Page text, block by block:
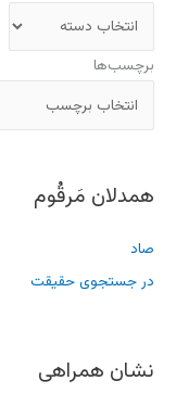
برچسب‌ها
همدلان مَرقُوم
صاد
در جستجوی حقیقت
نشان همراهی